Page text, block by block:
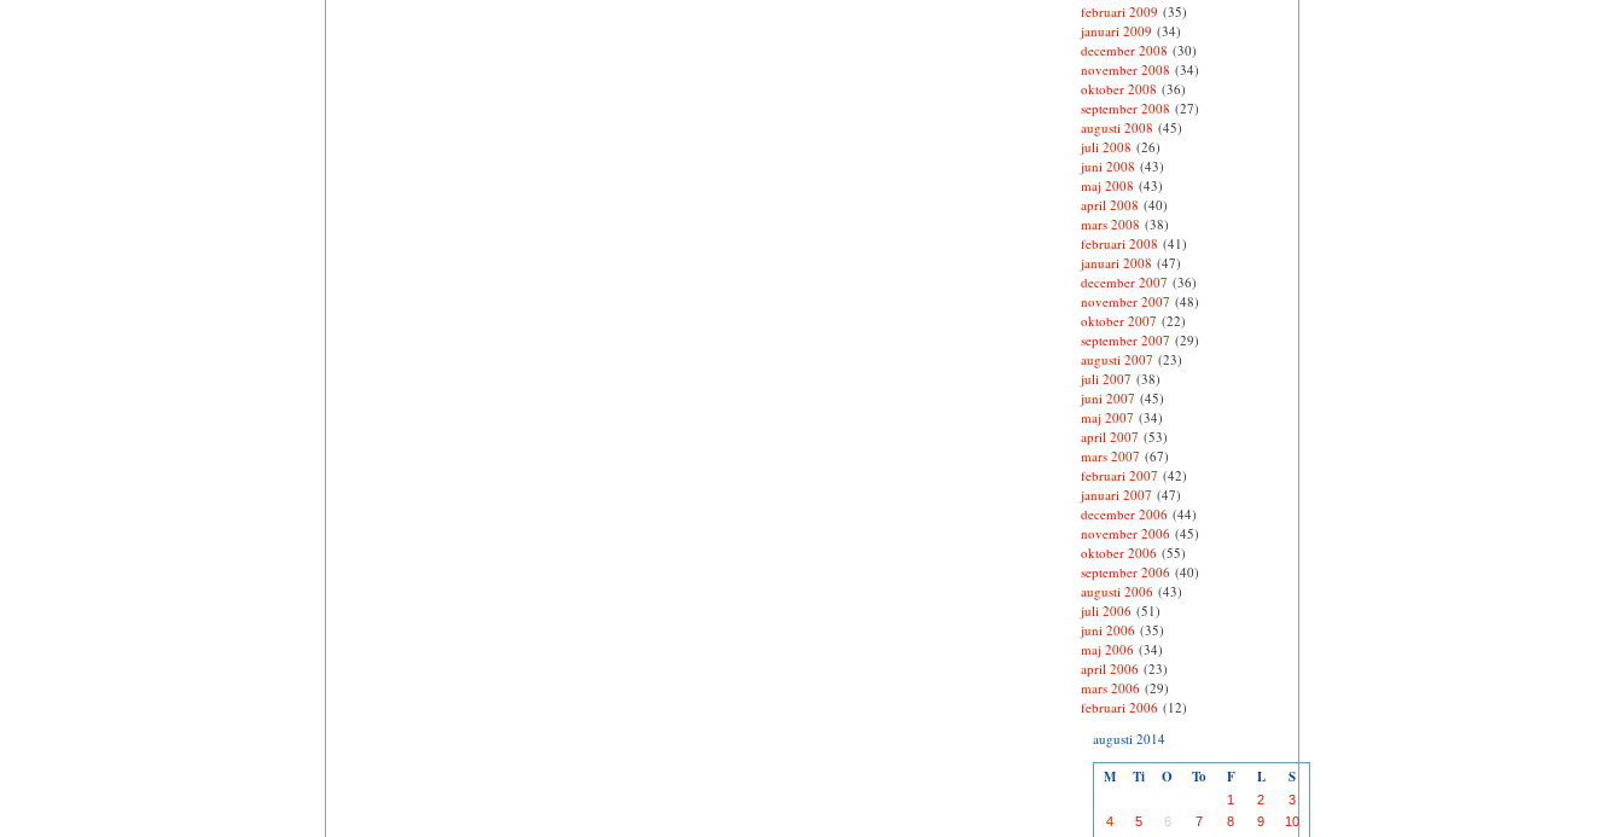
februari 2009 (35)
januari 2009 (34)
december 2008 (30)
november 2008 (34)
oktober 2008 (36)
september 2008 (27)
augusti 2008 (45)
juli 2008 (26)
juni 2008 (43)
maj 2008 (43)
april 2008 (40)
mars 2008 (38)
februari 2008 (41)
januari 2008 (47)
december 2007 (36)
november 2007 (48)
oktober 2007 (22)
september 2007 (29)
augusti 2007 (23)
juli 2007 (38)
juni 2007 (45)
maj 2007 (34)
april 2007 (53)
mars 2007 (67)
februari 2007 (42)
januari 2007 (47)
december 2006(44)
november 2006(45)
oktober 2006(55)
september 2006(40)
augusti 2006(43)
juli 2006(51)
juni 2006(35)
maj 2006(34)
april 2006(23)
mars 2006(29)
februari 2006(12)
augusti 2014
M Ti O To F L S
1 2
3
4
5 6 7 8 9
10